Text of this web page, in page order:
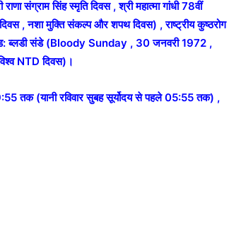
संग्राम सिंह स्मृति दिवस , श्री महात्मा गांधी 78वीं
दिवस , नशा मुक्ति संकल्प और शपथ दिवस) , राष्ट्रीय कुष्ठरोग
ब्लडी संडे (Bloody Sunday , 30 जनवरी 1972 ,
NTD दिवस)।
तक (यानी रविवार सुबह सूर्योदय से पहले 05:55 तक) ,